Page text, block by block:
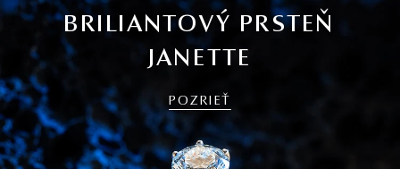
BRILIANTOVÝ PRSTEŇ
JANETTE
POZRIEŤ